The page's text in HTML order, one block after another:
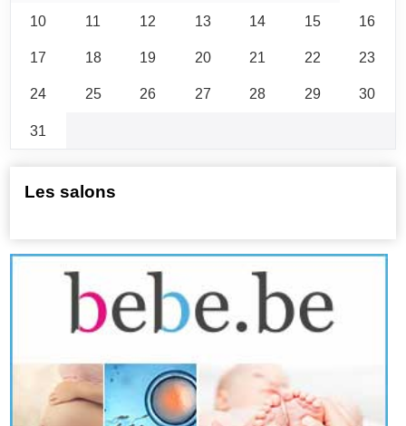
10
11 12 13 14 15
16
17
18 19 20 21 22
23
24
25 26 27 28 29
30
31
Les salons